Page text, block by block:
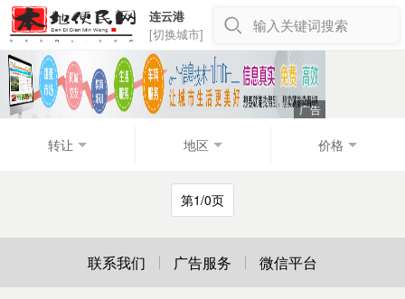
连云港
[切换城市]
输入关键词搜索
转让 地区 价格
第1/0页
联系我们 广告服务 微信平台